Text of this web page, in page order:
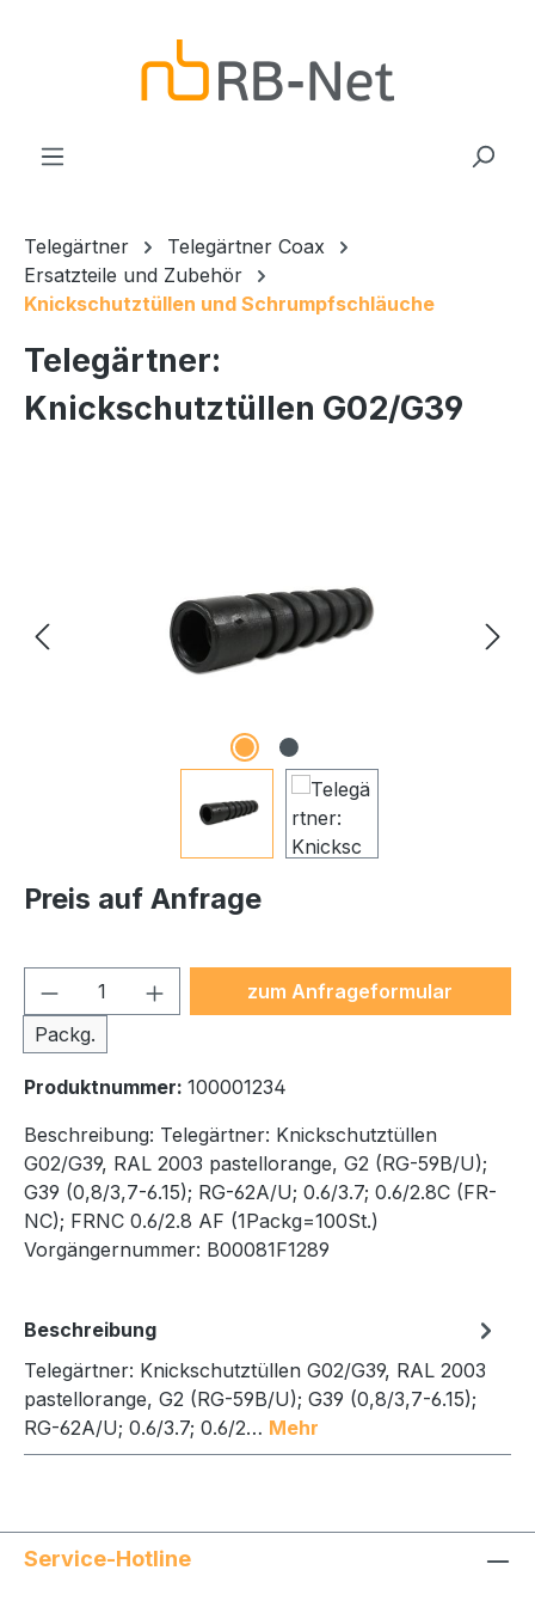
Telegärtner
Telegärtner Coax
Ersatzteile und Zubehör
Knickschutztüllen und Schrumpfschläuche
Telegärtner:
Knickschutztüllen G02/G39
Preis auf Anfrage
Produkt Anzahl: Gib den
Packg.
zum Anfrageformular
Produktnummer: 100001234
Beschreibung: Telegärtner: Knickschutztüllen
G02/G39, RAL 2003 pastellorange, G2 (RG-59B/U);
G39 (0,8/3,7-6.15); RG-62A/U; 0.6/3.7; 0.6/2.8C (FR-
NC); FRNC 0.6/2.8 AF (1Packg=100St.)
Vorgängernummer: B00081F1289
Beschreibung
Telegärtner: Knickschutztüllen G02/G39, RAL 2003
pastellorange, G2 (RG-59B/U); G39 (0,8/3,7-6.15);
RG-62A/U; 0.6/3.7; 0.6/2… Mehr
Service-Hotline